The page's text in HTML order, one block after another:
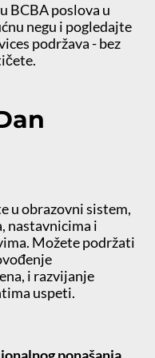
BCBA poslova u
negu i pogledajte
podržava - bez
u obrazovni sistem,
nastavnicima i
Možete podržati
i razvijanje
uspeti.